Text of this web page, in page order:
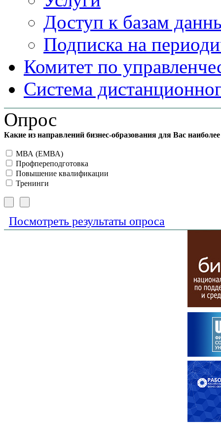
Доступ к базам
Подписка на
Комитет по
Система
Опрос
Какие из направлений бизнес-образования для Вас
МВА (ЕМВА)
Профпереподготовка
Повышение квалификации
Тренинги
Посмотреть результаты опроса